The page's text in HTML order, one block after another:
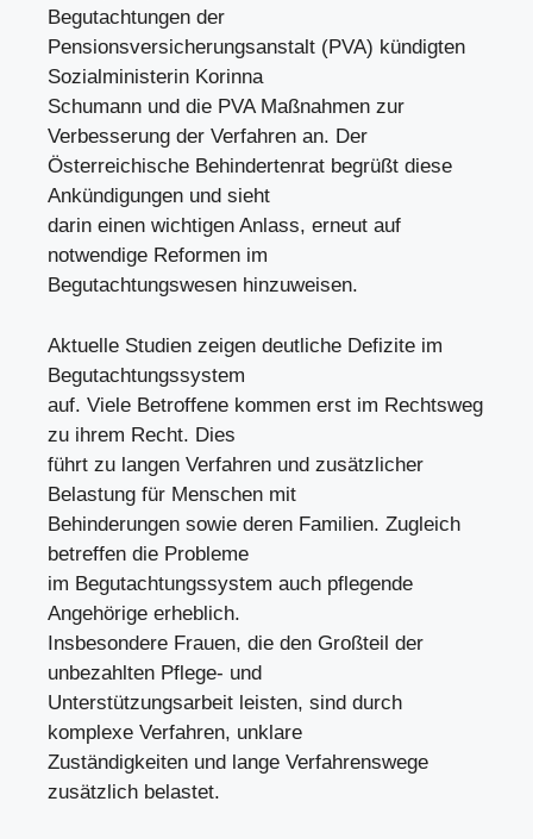
Begutachtungen der
Pensionsversicherungsanstalt (PVA) kündigten
Sozialministerin Korinna
Schumann und die PVA Maßnahmen zur
Verbesserung der Verfahren an. Der
Österreichische Behindertenrat begrüßt diese
Ankündigungen und sieht
darin einen wichtigen Anlass, erneut auf
notwendige Reformen im
Begutachtungswesen hinzuweisen.
Aktuelle Studien zeigen deutliche Defizite im
Begutachtungssystem
auf. Viele Betroffene kommen erst im Rechtsweg
zu ihrem Recht. Dies
führt zu langen Verfahren und zusätzlicher
Belastung für Menschen mit
Behinderungen sowie deren Familien. Zugleich
betreffen die Probleme
im Begutachtungssystem auch pflegende
Angehörige erheblich.
Insbesondere Frauen, die den Großteil der
unbezahlten Pflege- und
Unterstützungsarbeit leisten, sind durch
komplexe Verfahren, unklare
Zuständigkeiten und lange Verfahrenswege
zusätzlich belastet.